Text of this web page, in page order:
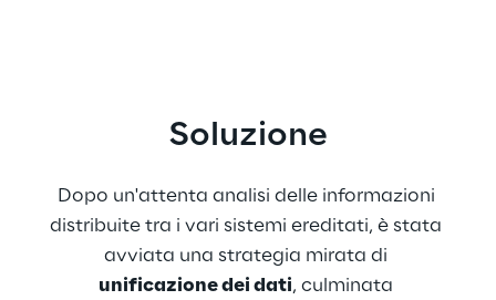
Soluzione
Dopo un'attenta analisi delle informazioni
distribuite tra i vari sistemi ereditati, è stata
avviata una strategia mirata di
unificazione dei dati, culminata